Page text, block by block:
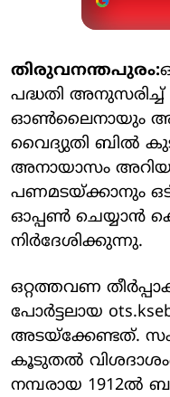
തിരുവനന്തപുരം:
പദ്ധതി
ഓണ്‍ലൈനായും
വൈദ്യുതി ബില്‍
അനായാസം
പണമടയ്ക്കാനും
ഓപ്പണ്‍ ചെയ്യാന്‍
നിര്‍ദേശിക്കുന്നു.
ഒറ്റത്തവണ
പോര്‍ട്ടലായ
അടയ്‌ക്കേണ്ടത്.
കൂടുതല്‍
നമ്പരായ 1912ല്‍